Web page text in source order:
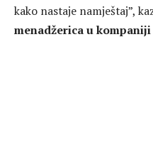
kako nastaje namještaj”,
menadžerica u